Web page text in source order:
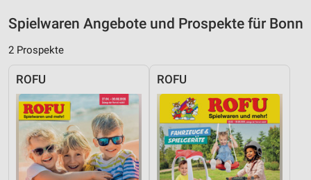
Spielwaren Angebote und Prospekte für Bonn
2 Prospekte
ROFU ROFU